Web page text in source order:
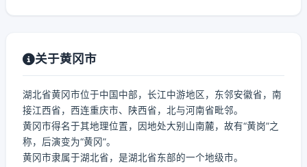
关于黄冈市
湖北省黄冈市位于中国中部，长江中游地区，东邻安徽省，南
接江西省，西连重庆市、陕西省，北与河南省毗邻。
黄冈市得名于其地理位置，因地处大别山南麓，故有“黄岗”之
称，后演变为“黄冈”。
黄冈市隶属于湖北省，是湖北省东部的一个地级市。